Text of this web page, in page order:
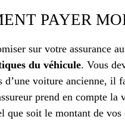
PAYER
sur votre assurance
du véhicule. Vous
d’une voiture ancienne, il
prend en compte
que soit le montant de vos